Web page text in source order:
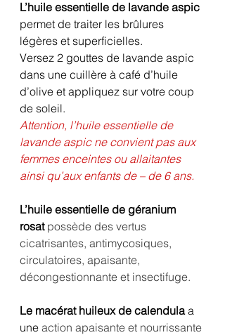
L’huile essentielle de lavande aspic
permet de traiter les brûlures
légères et superficielles.
Versez 2 gouttes de lavande aspic
dans une cuillère à café d’huile
d’olive et appliquez sur votre coup
de soleil.
Attention, l’huile essentielle de
lavande aspic ne convient pas aux
femmes enceintes ou allaitantes
ainsi qu’aux enfants de – de 6 ans.
L’huile essentielle de géranium
rosat possède des vertus
cicatrisantes, antimycosiques,
circulatoires, apaisante,
décongestionnante et insectifuge.
Le macérat huileux de calendula a
une action apaisante et nourrissante